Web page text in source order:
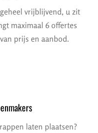
vrijblijvend, u zit
maximaal 6 offertes
prijs en aanbod.
laten plaatsen?